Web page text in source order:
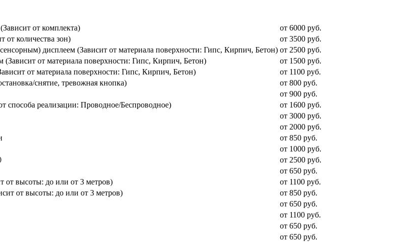
от комплекта)
от 6000 руб.
от количества зон)
от 3500 руб.
дисплеем (Зависит от материала поверхности: Гипс, Кирпич, Бетон) от 2500 руб.
от материала поверхности: Гипс, Кирпич, Бетон)
от 1500 руб.
от материала поверхности: Гипс, Кирпич, Бетон)
от 1100 руб.
снятие, тревожная кнопка)
от 800 руб.
от 900 руб.
способа реализации: Проводное/Беспроводное)
от 1600 руб.
от 3000 руб.
от 2000 руб.
от 850 руб.
от 1000 руб.
от 2500 руб.
от 650 руб.
от высоты: до или от 3 метров)
от 1100 руб.
от высоты: до или от 3 метров)
от 850 руб.
от 650 руб.
от 1100 руб.
от 650 руб.
от 650 руб.